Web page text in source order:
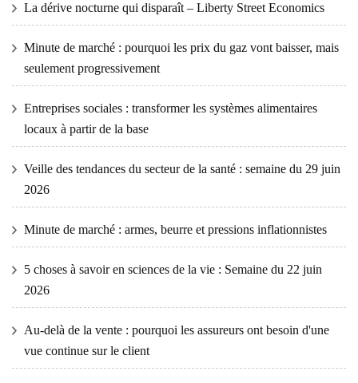
La dérive nocturne qui disparaît – Liberty Street Economics
Minute de marché : pourquoi les prix du gaz vont baisser, mais
seulement progressivement
Entreprises sociales : transformer les systèmes alimentaires
locaux à partir de la base
Veille des tendances du secteur de la santé : semaine du 29 juin
2026
Minute de marché : armes, beurre et pressions inflationnistes
5 choses à savoir en sciences de la vie : Semaine du 22 juin
2026
Au-delà de la vente : pourquoi les assureurs ont besoin d'une
vue continue sur le client